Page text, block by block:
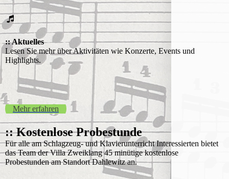
:: Aktuelles
Lesen Sie mehr über Aktivitäten wie Konzerte, Events und
Highlights.
Mehr erfahren
:: Kostenlose Probestunde
Für alle am Schlagzeug- und Klavierunterricht Interessierten bietet
das Team der Villa Zweiklang 45 minütige kostenlose
Probestunden am Standort Dahlewitz an.